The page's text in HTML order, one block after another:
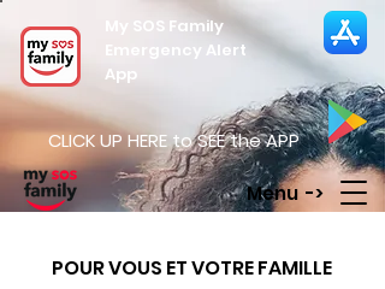
My SOS Family
Emergency Alert
App
CLICK UP HERE to SEE the APP
Menu ->
POUR VOUS ET VOTRE FAMILLE